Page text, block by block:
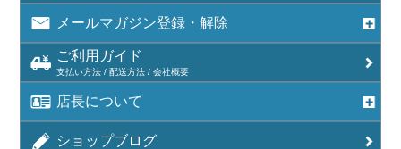
メールマガジン登録・解除
ご利用ガイド
支払い方法 / 配送方法 / 会社概要
店長について
ショップブログ